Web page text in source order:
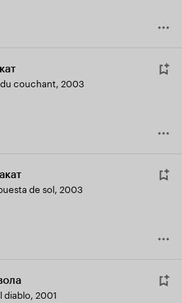
couchant, 2003
de sol, 2003
diablo, 2001